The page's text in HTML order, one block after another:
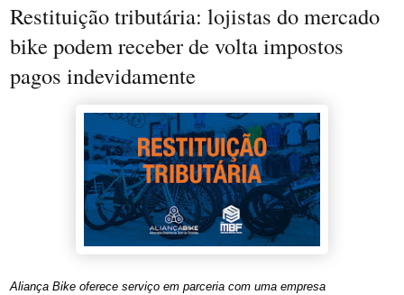
Restituição tributária: lojistas do mercado
bike podem receber de volta impostos
pagos indevidamente
Aliança Bike oferece serviço em parceria com uma empresa